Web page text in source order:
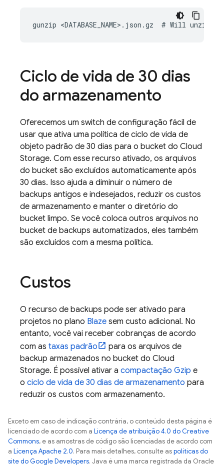
Ciclo de vida de 30 dias
do armazenamento
Oferecemos um switch de configuração fácil de
usar que ativa uma política de ciclo de vida de
objeto padrão de 30 dias para o bucket do Cloud
Storage. Com esse recurso ativado, os arquivos
do bucket são excluídos automaticamente após
30 dias. Isso ajuda a diminuir o número de
backups antigos e indesejados, reduzir os custos
de armazenamento e manter o diretório do
bucket limpo. Se você coloca outros arquivos no
bucket de backups automatizados, eles também
são excluídos com a mesma política.
Custos
O recurso de backups pode ser ativado para
projetos no plano Blaze sem custo adicional. No
entanto, você vai receber cobranças de acordo
com as taxas padrão
para os arquivos de
backup armazenados no bucket do Cloud
Storage. É possível ativar a compactação Gzip e
o ciclo de vida de 30 dias de armazenamento para
reduzir os custos com armazenamento.
Exceto em caso de indicação contrária, o conteúdo desta página é
licenciado de acordo com a Licença de atribuição 4.0 do Creative
Commons, e as amostras de código são licenciadas de acordo com
a Licença Apache 2.0. Para mais detalhes, consulte aspolíticas do
site do Google Developers. Java é uma marca registrada da Oracle